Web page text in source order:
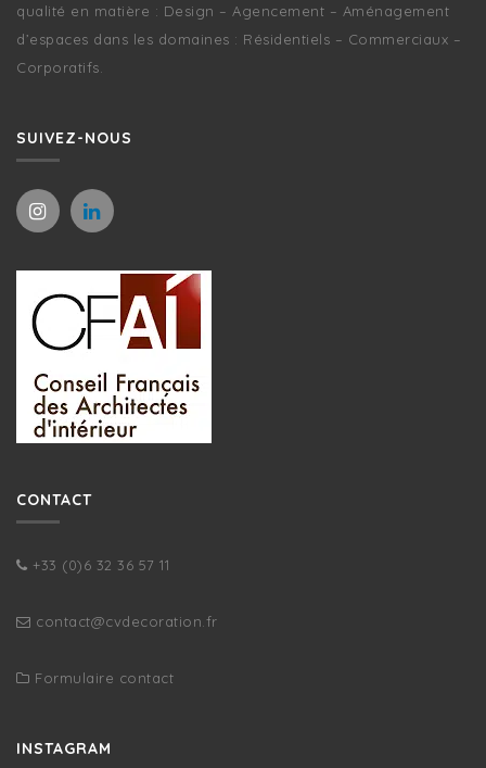
qualité en matière : Design – Agencement – Aménagement
d’espaces dans les domaines : Résidentiels – Commerciaux –
Corporatifs.
SUIVEZ-NOUS
CONTACT
+33 (0)6 32 36 57 11
contact@cvdecoration.fr
Formulaire contact
INSTAGRAM